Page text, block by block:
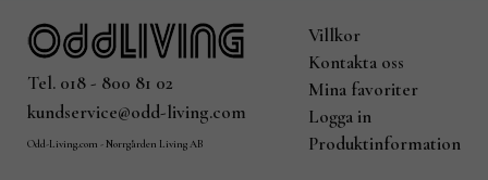
Tel. 018 - 800 81 02
kundservice@odd-living.com
Odd-Living.com - Norrgården Living AB
Villkor
Kontakta oss
Mina favoriter
Logga in
Produktinformation